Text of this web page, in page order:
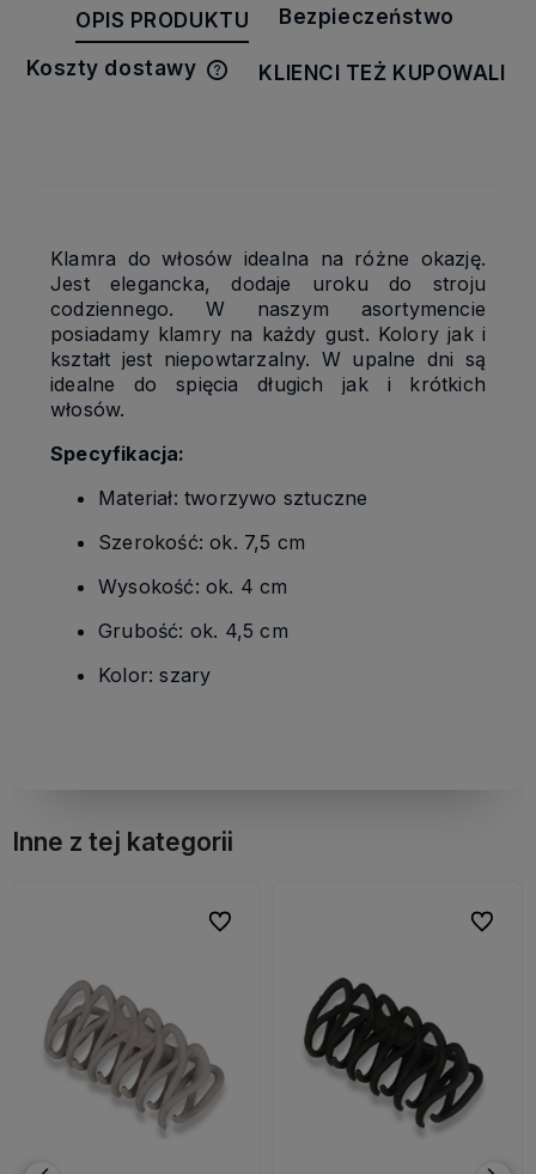
OPIS PRODUKTU Bezpieczeństwo
Koszty dostawy
Cena nie zawiera ewentualnych
KLIENCI TEŻ KUPOWALI
Klamra do włosów idealna na różne okazję.
Jest elegancka, dodaje uroku do stroju
codziennego. W naszym asortymencie
posiadamy klamry na każdy gust. Kolory jak i
kształt jest niepowtarzalny. W upalne dni są
idealne do spięcia długich jak i krótkich
włosów.
Specyfikacja:
Materiał: tworzywo sztuczne
Szerokość: ok. 7,5 cm
Wysokość: ok. 4 cm
Grubość: ok. 4,5 cm
Kolor: szary
Inne z tej kategorii
Do ulubionych
Do ulubionych Do
Do